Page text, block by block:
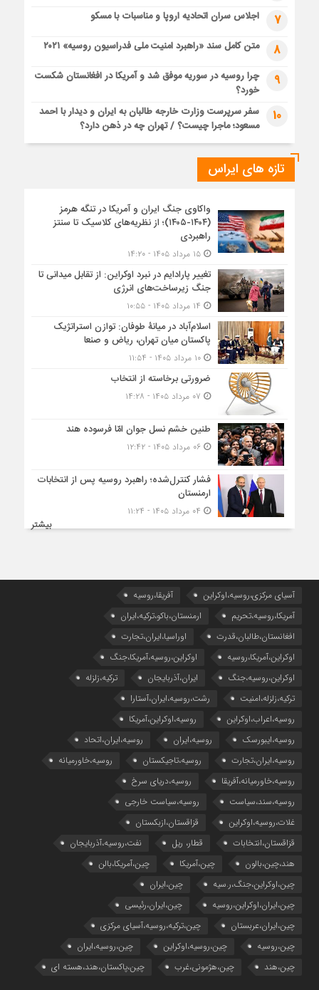
7 اجلاس سران اتحادیه اروپا و مناسبات با مسکو
8 متن کامل سند «راهبرد امنیت ملی فدراسیون روسیه» ۲۰۲۱
9
چرا روسیه در سوریه موفق شد و آمریکا در افغانستان شکست
خورد؟
10
سفر سرپرست وزارت خارجه طالبان به ایران و دیدار با احمد
مسعود؛ ماجرا چیست؟ / تهران چه در ذهن دارد؟
تازه های ایراس
واکاوی جنگ ایران و آمریکا در تنگه هرمز
(۱۴۰۴-۱۴۰۵)؛ از نظریه‌های کلاسیک تا سنتز
راهبردی
۱۵ مرداد ۱۴۰۵ - ۱۴:۲۰
تغییر پارادایم در نبرد اوکراین: از تقابل میدانی تا
جنگ زیرساخت‌های انرژی
اسلام‌آباد در میانۀ طوفان: توازن استراتژیک
پاکستان میان تهران، ریاض و صنعا
۱۰ مرداد ۱۴۰۵ - ۱۱:۵۴
ضرورتی برخاسته از انتخاب
طنین خشم نسل جوان امّا فرسوده هند
۰۶ مرداد ۱۴۰۵ - ۱۲:۴۲
فشار کنترل‌شده؛ راهبرد روسیه پس از انتخابات
ارمنستان
بیشتر
آسیای مرکزی،روسیه،اوکراین
آفریقا،روسیه
آمریکا،روسیه،تحریم
ارمنستان،باکو،ترکیه،ایران
افغانستان،طالبان،قدرت
اوراسیا،ایران،تجارت
اوکراین،آمریکا،روسیه
اوکراین،روسیه،آمریکا،جنگ
اوکراین،روسیه،جنگ
ایران،آذربایجان
ترکیه،زلزله
ترکیه،زلزله،امنیت
رشت،روسیه،ایران،آستارا
روسیه،اعراب،اوکراین
روسیه،اوکراین،آمریکا
روسیه،ایبورسک
روسیه،ایران
روسیه،ایران،اتحاد
روسیه،ایران،تجارت
روسیه،تاجیکستان
روسیه،خاورمیانه
روسیه،خاورمیانه،آفریقا
روسیه،دریای سرخ
روسیه،سند،سیاست
روسیه،سیاست خارجی
غلات،روسیه،اوکراین
قزاقستان،ازبکستان
قزاقستان،انتخابات
قطار، ریل
نفت،روسیه،آذربایجان
هند،چین،بالون
چین،آمریکا
چین،آمریکا،بالن
چین،اوکراین،جنگ،ر.سیه
چین،ایران
چین،ایران،اوکراین،روسیه
چین،ایران،رئیسی
چین،ایران،عربستان
چین،ترکیه،روسیه،آسیای مرکزی
چین،روسیه
چین،روسیه،اوکراین
چین،روسیه،ایران
چین،هند
چین،هژمونی،غرب چین،پاکستان،هند،هسته ای